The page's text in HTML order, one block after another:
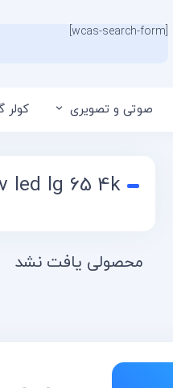
[wcas-search-form]
صوتی و تصویری کولر
led lg 65 4k
محصولی یافت نشد